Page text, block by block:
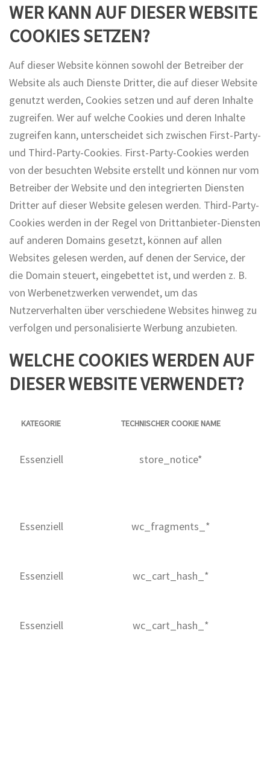
WER KANN AUF DIESER WEBSITE
COOKIES SETZEN?
Auf dieser Website können sowohl der Betreiber der
Website als auch Dienste Dritter, die auf dieser Website
genutzt werden, Cookies setzen und auf deren Inhalte
zugreifen. Wer auf welche Cookies und deren Inhalte
zugreifen kann, unterscheidet sich zwischen First-Party-
und Third-Party-Cookies. First-Party-Cookies werden
von der besuchten Website erstellt und können nur vom
Betreiber der Website und den integrierten Diensten
Dritter auf dieser Website gelesen werden. Third-Party-
Cookies werden in der Regel von Drittanbieter-Diensten
auf anderen Domains gesetzt, können auf allen
Websites gelesen werden, auf denen der Service, der
die Domain steuert, eingebettet ist, und werden z. B.
von Werbenetzwerken verwendet, um das
Nutzerverhalten über verschiedene Websites hinweg zu
verfolgen und personalisierte Werbung anzubieten.
WELCHE COOKIES WERDEN AUF
DIESER WEBSITE VERWENDET?
KATEGORIE TECHNISCHER COOKIE NAME
Essenziell store_notice*
Essenziell wc_fragments_*
Essenziell wc_cart_hash_*
Essenziell wc_cart_hash_*